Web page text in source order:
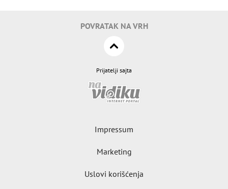
POVRATAK NA VRH
Prijatelji sajta
Impressum
Marketing
Uslovi korišćenja